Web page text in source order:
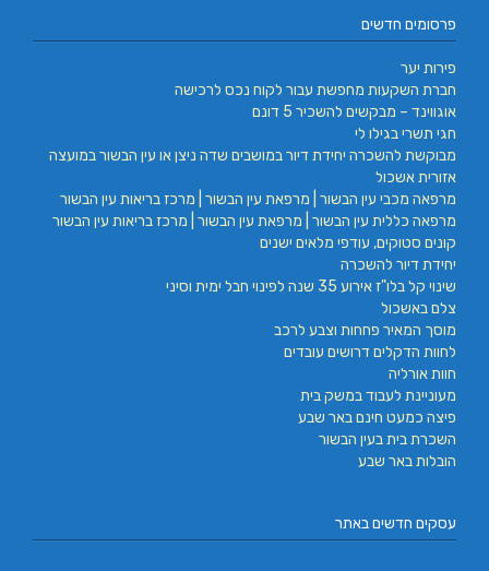
פרסומים חדשים
פירות יער
חברת השקעות מחפשת עבור לקוח נכס לרכישה
אוגווינד – מבקשים להשכיר 5 דונם
חגי תשרי בגילו לי
מבוקשת להשכרה יחידת דיור במושבים שדה ניצן או עין הבשור במועצה
אזורית אשכול
מרפאה מכבי עין הבשור | מרפאת עין הבשור | מרכז בריאות עין הבשור
מרפאה כללית עין הבשור | מרפאת עין הבשור | מרכז בריאות עין הבשור
קונים סטוקים, עודפי מלאים ישנים
יחידת דיור להשכרה
שינוי קל בלו"ז אירוע 35 שנה לפינוי חבל ימית וסיני
צלם באשכול
מוסך המאיר פחחות וצבע לרכב
לחוות הדקלים דרושים עובדים
חוות אורליה
מעוניינת לעבוד במשק בית
פיצה כמעט חינם באר שבע
השכרת בית בעין הבשור
הובלות באר שבע
עסקים חדשים באתר